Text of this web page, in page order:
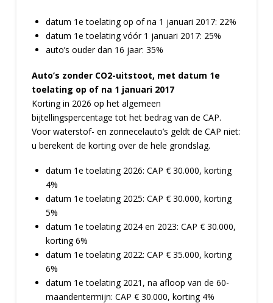
datum 1e toelating op of na 1 januari 2017: 22%
datum 1e toelating vóór 1 januari 2017: 25%
auto’s ouder dan 16 jaar: 35%
Auto’s zonder CO2-uitstoot, met datum 1e
toelating op of na 1 januari 2017
Korting in 2026 op het algemeen
bijtellingspercentage tot het bedrag van de CAP.
Voor waterstof- en zonnecelauto’s geldt de CAP niet:
u berekent de korting over de hele grondslag.
datum 1e toelating 2026: CAP € 30.000, korting
4%
datum 1e toelating 2025: CAP € 30.000, korting
5%
datum 1e toelating 2024 en 2023: CAP € 30.000,
korting 6%
datum 1e toelating 2022: CAP € 35.000, korting
6%
datum 1e toelating 2021, na afloop van de 60-
maandentermijn: CAP € 30.000, korting 4%